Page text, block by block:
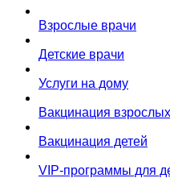
Взрослые врачи
Детские врачи
Услуги на дому
Вакцинация взрослых
Вакцинация детей
VIP-программы для